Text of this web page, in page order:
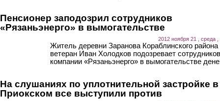
Пенсионер заподозрил сотрудников
«Рязаньэнерго» в вымогательстве
2012 ноября 21 , среда ,
Житель деревни Заранова Кораблинского района
ветеран Иван Холодков подозревает сотрудников
компании «Рязаньэнерго» в вымогательстве
На слушаниях по уплотнительной застройке в
Приокском все выступили против